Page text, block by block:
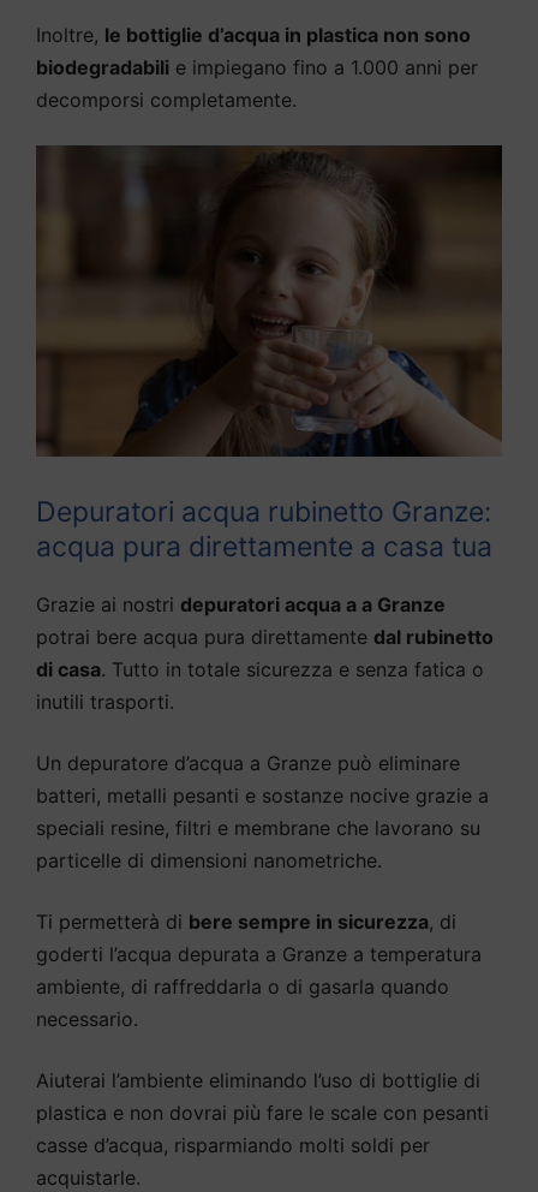
Inoltre, le bottiglie d’acqua in plastica non sono
biodegradabili e impiegano fino a 1.000 anni per
decomporsi completamente.
Depuratori acqua rubinetto Granze:
acqua pura direttamente a casa tua
Grazie ai nostri depuratori acqua a a Granze
potrai bere acqua pura direttamente dal rubinetto
di casa. Tutto in totale sicurezza e senza fatica o
inutili trasporti.
Un depuratore d’acqua a Granze può eliminare
batteri, metalli pesanti e sostanze nocive grazie a
speciali resine, filtri e membrane che lavorano su
particelle di dimensioni nanometriche.
Ti permetterà di bere sempre in sicurezza, di
goderti l’acqua depurata a Granze a temperatura
ambiente, di raffreddarla o di gasarla quando
necessario.
Aiuterai l’ambiente eliminando l’uso di bottiglie di
plastica e non dovrai più fare le scale con pesanti
casse d’acqua, risparmiando molti soldi per
acquistarle.